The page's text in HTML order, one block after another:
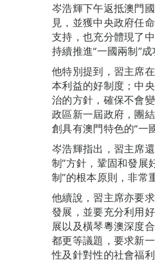
岑浩輝下午返抵澳門
見，並獲中央政府任
支持，也充分體現了
持續推進“一國兩制”
他特別提到，習主席
本利益的好制度；中
治的方針，確保不會
政區新一屆政府，團
創具有澳門特色的“一
岑浩輝指出，習主席
制”方針，鞏固和發展
制”的根本原則，非常
他續說，習主席亦要
發展，並要充分利用
展以及橫琴粵澳深度
都更等議題，要求新
性及針對性的社會福利